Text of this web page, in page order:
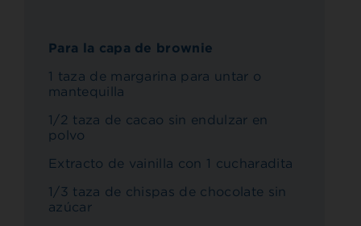
Para la capa de brownie
1 taza de margarina para untar o
mantequilla
1/2 taza de cacao sin endulzar en
polvo
Extracto de vainilla con 1 cucharadita
1/3 taza de chispas de chocolate sin
azúcar